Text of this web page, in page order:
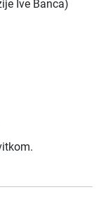
Ive Banca)